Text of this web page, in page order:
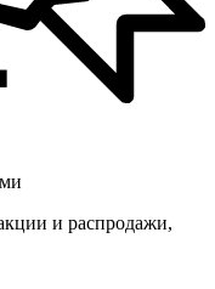
и распродажи,